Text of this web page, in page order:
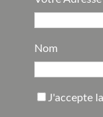
Nom
J'accepte la